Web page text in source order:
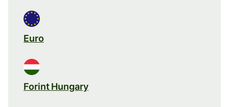
Euro
Forint Hungary